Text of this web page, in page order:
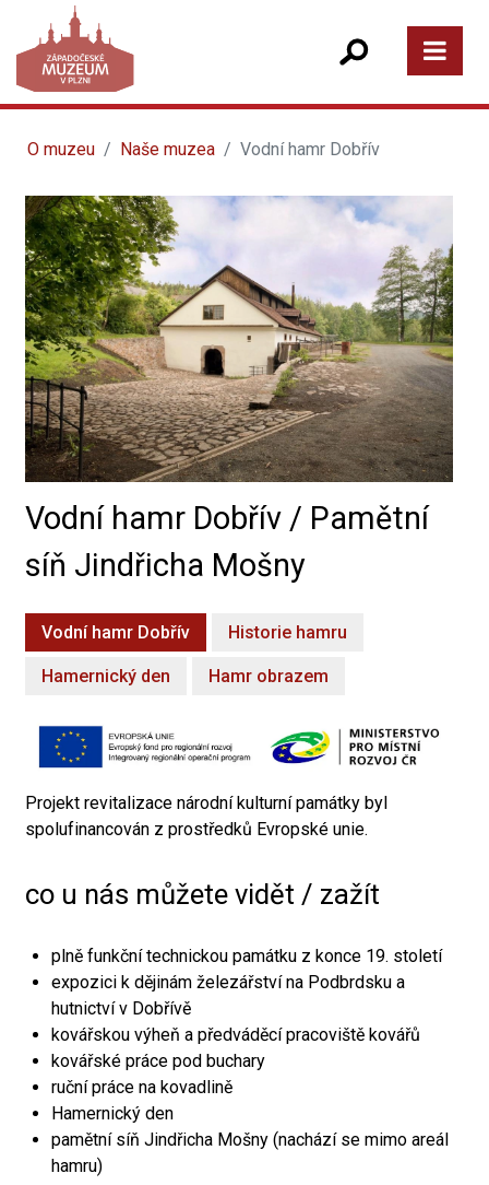
O muzeu Naše muzea Vodní hamr Dobřív
Vodní hamr Dobřív / Pamětní
síň Jindřicha Mošny
Vodní hamr Dobřív Historie hamru
Hamernický den Hamr obrazem
Projekt revitalizace národní kulturní památky byl
spolufinancován z prostředků Evropské unie.
co u nás můžete vidět / zažít
plně funkční technickou památku z konce 19. století
expozici k dějinám železářství na Podbrdsku a
hutnictví v Dobřívě
kovářskou výheň a předváděcí pracoviště kovářů
kovářské práce pod buchary
ruční práce na kovadlině
Hamernický den
pamětní síň Jindřicha Mošny (nachází se mimo areál
hamru)